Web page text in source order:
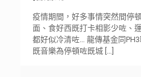
疫情期間，好多事情突然間停
面、食好西既打卡相影少咗、
都好似冷清咗… 龍傳基金同
既音樂為停頓咗既城[…]